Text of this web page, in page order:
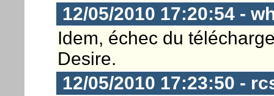
12/05/2010 17:20:54 -
Idem, échec du
Desire.
12/05/2010 17:23:50 -